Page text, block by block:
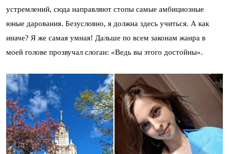
устремлений, сюда направляют стопы самые амбициозные
юные дарования. Безусловно, я должна здесь учиться. А как
иначе? Я же самая умная! Дальше по всем законам жанра в
моей голове прозвучал слоган: «Ведь вы этого достойны».